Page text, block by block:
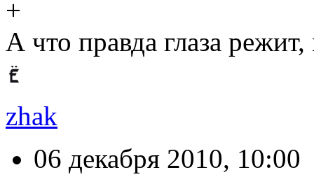
А что правда глаза
zhak
06 декабря 2010, 10:00